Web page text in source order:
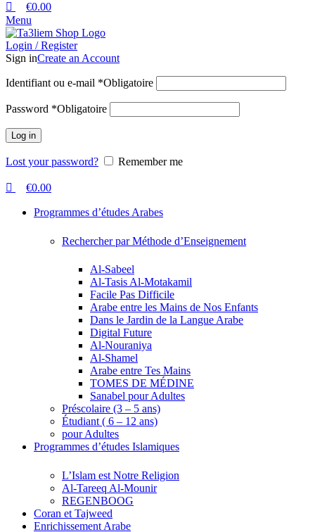
€0.00
Menu
Login / Register
Sign inCreate an Account
Identifiant ou e-mail *Obligatoire
Password *Obligatoire
Log in
Lost your password? Remember me
€0.00
Programmes d’études Arabes
Rechercher par Méthode d’Enseignement
Al-Sabeel
Al-Tasis Al-Motakamil
Facile Pas Difficile
Arabe entre les Mains de Nos Enfants
Dans le Jardin de la Langue Arabe
Digital Future
Al-Nouraniya
Al-Shamel
Arabe entre Tes Mains
TOMES DE MÉDINE
Sanabel pour Adultes
Préscolaire (3 – 5 ans)
Étudiant ( 6 – 12 ans)
pour Adultes
Programmes d’études Islamiques
L’Islam est Notre Religion
Al-Tareeq Al-Mounir
REGENBOOG
Coran et Tajweed
Enrichissement Arabe